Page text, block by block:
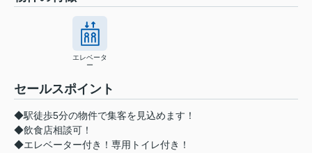
エレベータ
ー
セールスポイント
◆駅徒歩5分の物件で集客を見込めます！
◆飲食店相談可！
◆エレベーター付き！専用トイレ付き！